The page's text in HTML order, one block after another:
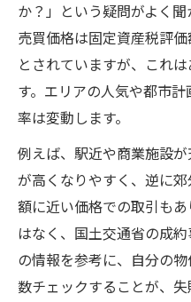
か？」という疑問がよく
売買価格は固定資産税評
とされていますが、これ
す。エリアの人気や都市
率は変動します。
例えば、駅近や商業施設
が高くなりやすく、逆に
額に近い価格での取引も
はなく、国土交通省の成
の情報を参考に、自分の
数チェックすることが、